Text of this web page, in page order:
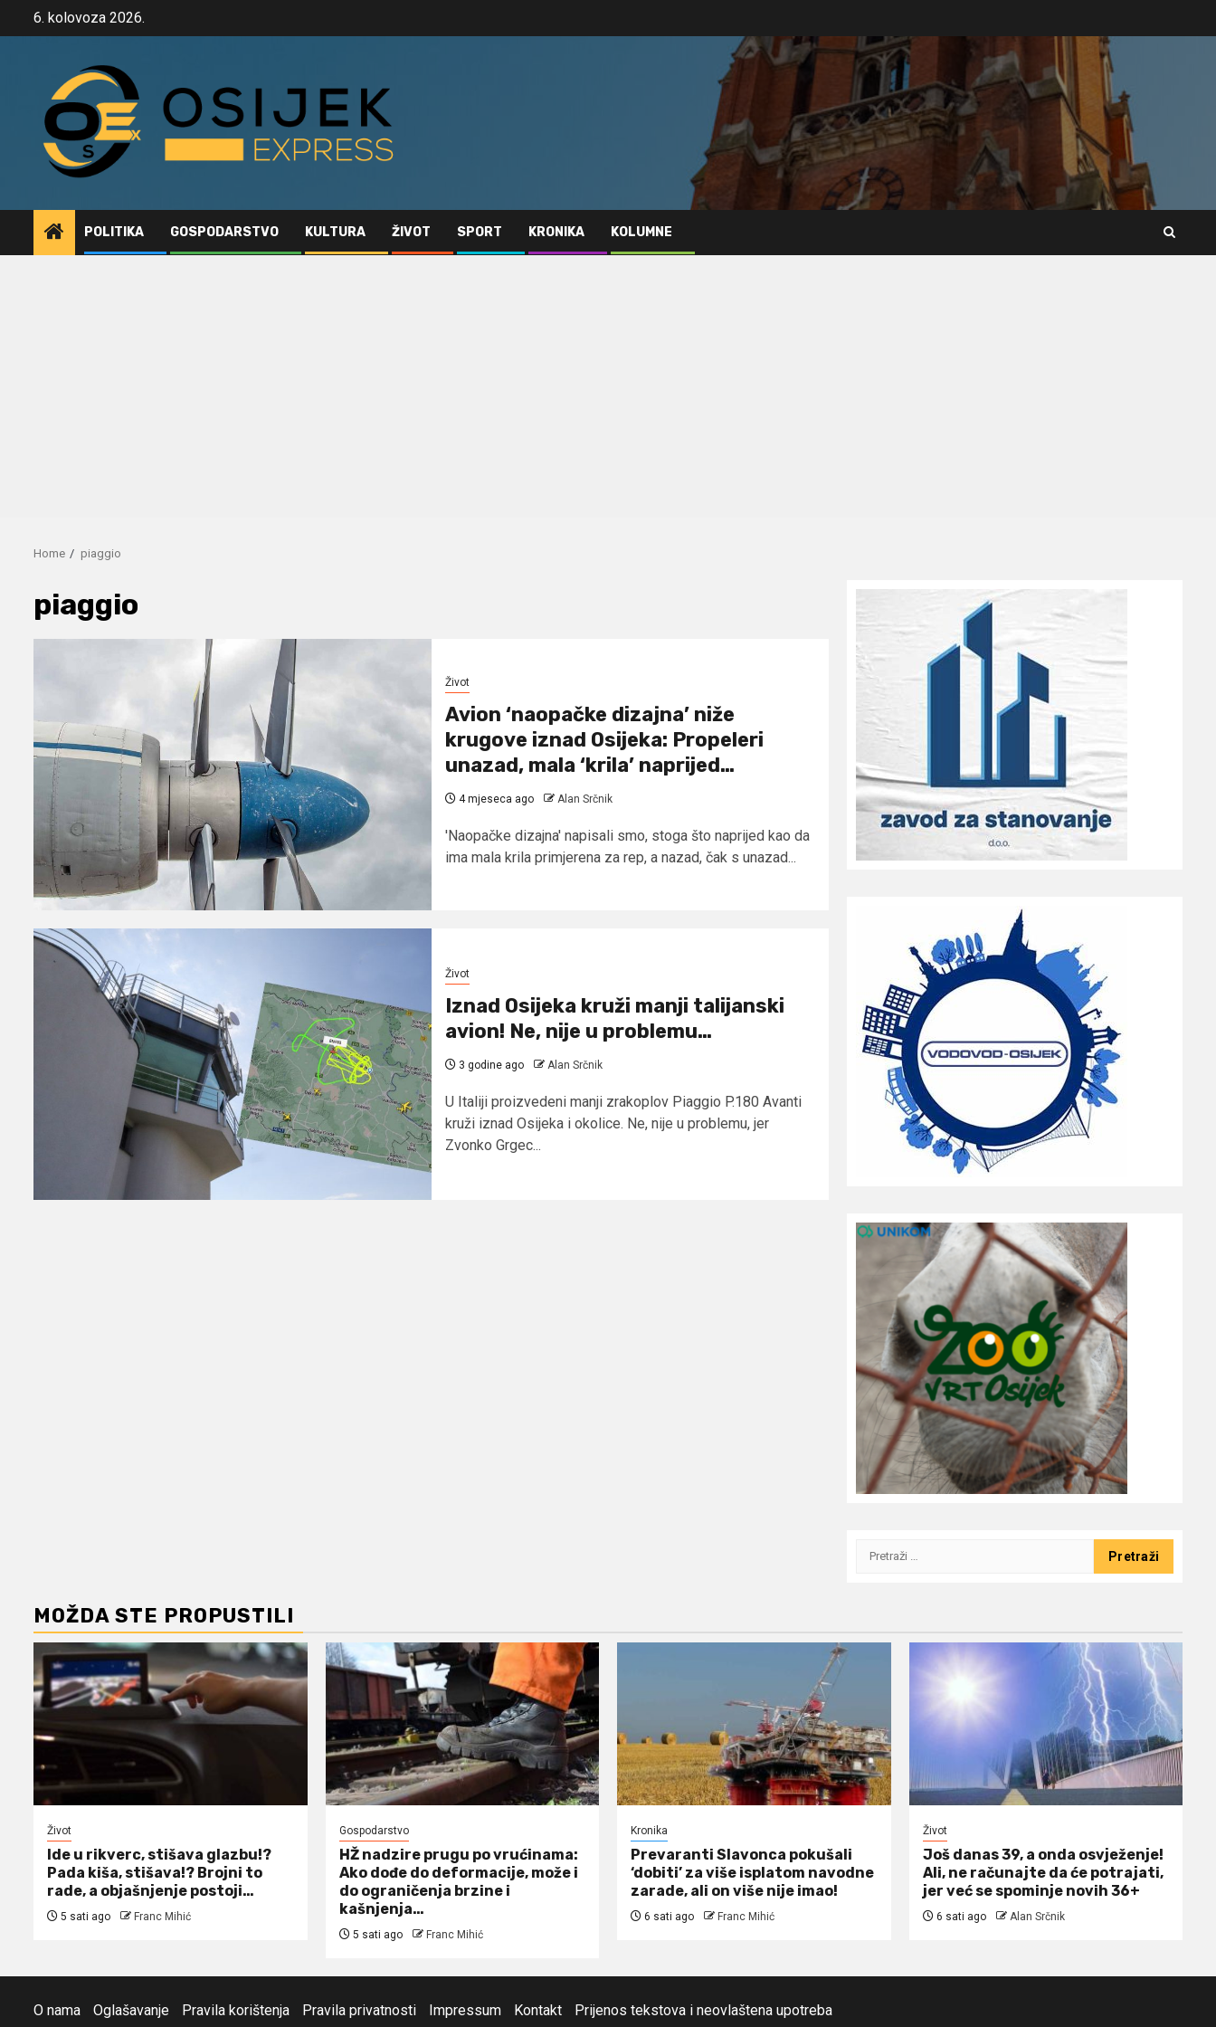
6. kolovoza 2026.
POLITIKA GOSPODARSTVO KULTURA ŽIVOT SPORT KRONIKA KOLUMNE
Home piaggio
piaggio
Život
Avion ‘naopačke dizajna’ niže
krugove iznad Osijeka: Propeleri
unazad, mala ‘krila’ naprijed…
4 mjeseca ago Alan Srčnik
'Naopačke dizajna' napisali smo, stoga što naprijed kao da
ima mala krila primjerena za rep, a nazad, čak s unazad...
Život
Iznad Osijeka kruži manji talijanski
avion! Ne, nije u problemu…
3 godine ago Alan Srčnik
U Italiji proizvedeni manji zrakoplov Piaggio P.180 Avanti
kruži iznad Osijeka i okolice. Ne, nije u problemu, jer
Zvonko Grgec...
Pretraži:
MOŽDA STE PROPUSTILI
Život
Ide u rikverc, stišava glazbu!?
Pada kiša, stišava!? Brojni to
rade, a objašnjenje postoji…
5 sati ago Franc Mihić
Gospodarstvo
HŽ nadzire prugu po vrućinama:
Ako dođe do deformacije, može i
do ograničenja brzine i
kašnjenja…
5 sati ago Franc Mihić
Kronika
Prevaranti Slavonca pokušali
‘dobiti’ za više isplatom navodne
zarade, ali on više nije imao!
6 sati ago Franc Mihić
Život
Još danas 39, a onda osvježenje!
Ali, ne računajte da će potrajati,
jer već se spominje novih 36+
6 sati ago Alan Srčnik
O nama Oglašavanje Pravila korištenja Pravila privatnosti Impressum Kontakt Prijenos tekstova i neovlaštena upotreba